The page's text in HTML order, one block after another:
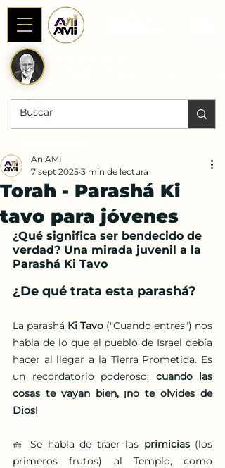
Torah - Parashá Ki
tavo para jóvenes
AniAMI
7 sept 2025 3 min de lectura
¿Qué significa ser bendecido de
verdad? Una mirada juvenil a la
Parashá Ki Tavo
¿De qué trata esta parashá?
La parashá Ki Tavo ("Cuando entres") nos
habla de lo que el pueblo de Israel debía
hacer al llegar a la Tierra Prometida. Es
un recordatorio poderoso: cuando las
cosas te vayan bien, ¡no te olvides de
Dios!
🧺 Se habla de traer las primicias (los
primeros frutos) al Templo, como